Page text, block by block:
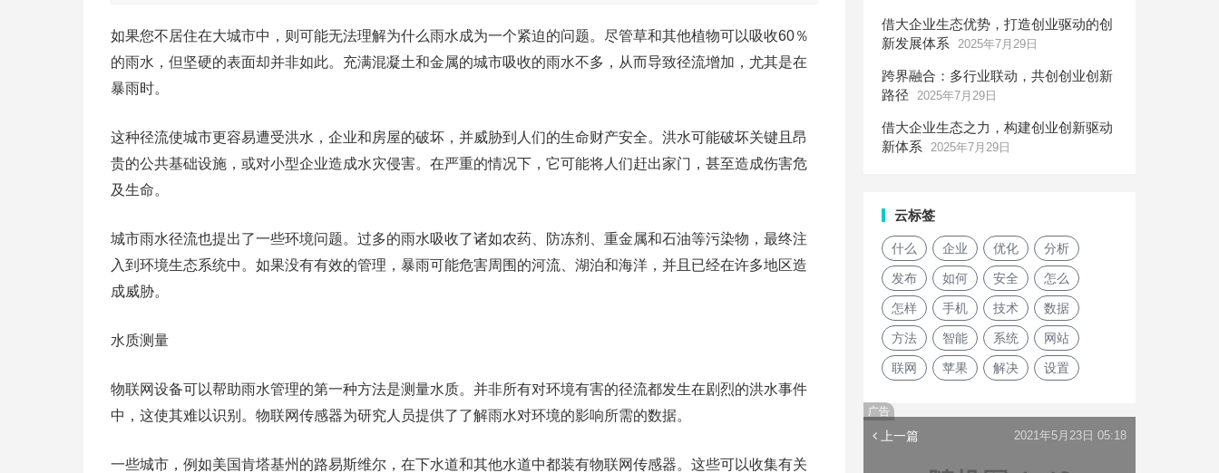
如果您不居住在大城市中，则可能无法理解为什么雨水成为一个紧迫的问题。尽管草和其他植物可以吸收60％
的雨水，但坚硬的表面却并非如此。充满混凝土和金属的城市吸收的雨水不多，从而导致径流增加，尤其是在
暴雨时。
这种径流使城市更容易遭受洪水，企业和房屋的破坏，并威胁到人们的生命财产安全。洪水可能破坏关键且昂
贵的公共基础设施，或对小型企业造成水灾侵害。在严重的情况下，它可能将人们赶出家门，甚至造成伤害危
及生命。
城市雨水径流也提出了一些环境问题。过多的雨水吸收了诸如农药、防冻剂、重金属和石油等污染物，最终注
入到环境生态系统中。如果没有有效的管理，暴雨可能危害周围的河流、湖泊和海洋，并且已经在许多地区造
成威胁。
水质测量
物联网设备可以帮助雨水管理的第一种方法是测量水质。并非所有对环境有害的径流都发生在剧烈的洪水事件
中，这使其难以识别。物联网传感器为研究人员提供了了解雨水对环境的影响所需的数据。
一些城市，例如美国肯塔基州的路易斯维尔，在下水道和其他水道中都装有物联网传感器。这些可以收集有关
借大企业生态优势，打造创业驱动的创
新发展体系
2025年7月29日
跨界融合：多行业联动，共创创业创新
路径
2025年7月29日
借大企业生态之力，构建创业创新驱动
新体系
2025年7月29日
云标签
什么 企业 优化 分析
发布 如何 安全 怎么
怎样 手机 技术 数据
方法 智能 系统 网站
联网 苹果 解决 设置
广告
上一篇 2021年5月23日 05:18